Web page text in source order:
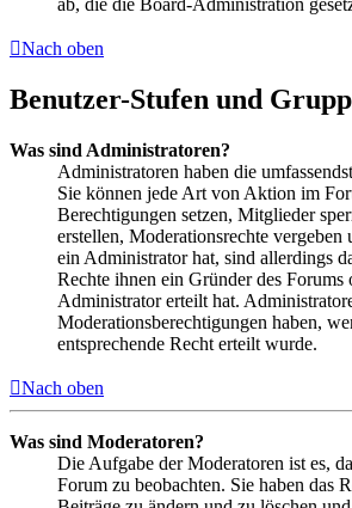
Nach oben
Benutzer-Stufen und
Was sind Administratoren?
Administratoren haben die
Sie können jede Art von Aktion im
Berechtigungen setzen, Mitglieder
erstellen, Moderationsrechte vergeben
ein Administrator hat, sind allerdings
Rechte ihnen ein Gründer des Forums
Administrator erteilt hat.
Moderationsberechtigungen haben,
entsprechende Recht erteilt wurde.
Nach oben
Was sind Moderatoren?
Die Aufgabe der Moderatoren ist es,
Forum zu beobachten. Sie haben das